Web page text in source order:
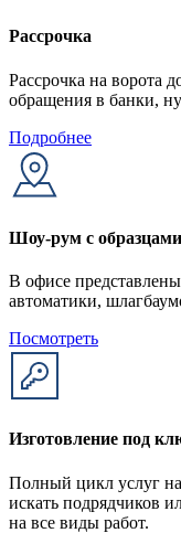
Рассрочка
Рассрочка на ворота
обращения в банки,
Подробнее
Шоу-рум с образцами
В офисе
автоматики,
Посмотреть
Изготовление под
Полный цикл услуг
искать подрядчиков
на все виды работ.